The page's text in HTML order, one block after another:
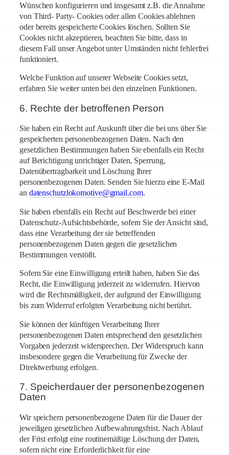
Wünschen konfigurieren und insgesamt z.B. die Annahme
von Third- Party- Cookies oder allen Cookies ablehnen
oder bereits gespeicherte Cookies löschen. Sollten Sie
Cookies nicht akzeptieren, beachten Sie bitte, dass in
diesem Fall unser Angebot unter Umständen nicht fehlerfrei
funktioniert.
Welche Funktion auf unserer Webseite Cookies setzt,
erfahren Sie weiter unten bei den einzelnen Funktionen.
6. Rechte der betroffenen Person
Sie haben ein Recht auf Auskunft über die bei uns über Sie
gespeicherten personenbezogenen Daten. Nach den
gesetzlichen Bestimmungen haben Sie ebenfalls ein Recht
auf Berichtigung unrichtiger Daten, Sperrung,
Datenübertragbarkeit und Löschung Ihrer
personenbezogenen Daten. Senden Sie hierzu eine E-Mail
an datenschutzlokomotive@gmail.com.
Sie haben ebenfalls ein Recht auf Beschwerde bei einer
Datenschutz-Aufsichtsbehörde, sofern Sie der Ansicht sind,
dass eine Verarbeitung der sie betreffenden
personenbezogenen Daten gegen die gesetzlichen
Bestimmungen verstößt.
Sofern Sie eine Einwilligung erteilt haben, haben Sie das
Recht, die Einwilligung jederzeit zu widerrufen. Hiervon
wird die Rechtsmäßigkeit, der aufgrund der Einwilligung
bis zum Widerruf erfolgten Verarbeitung nicht berührt.
Sie können der künftigen Verarbeitung Ihrer
personenbezogenen Daten entsprechend den gesetzlichen
Vorgaben jederzeit widersprechen. Der Widerspruch kann
insbesondere gegen die Verarbeitung für Zwecke der
Direktwerbung erfolgen.
7. Speicherdauer der personenbezogenen
Daten
Wir speichern personenbezogene Daten für die Dauer der
jeweiligen gesetzlichen Aufbewahrungsfrist. Nach Ablauf
der Frist erfolgt eine routinemäßige Löschung der Daten,
sofern nicht eine Erforderlichkeit für eine